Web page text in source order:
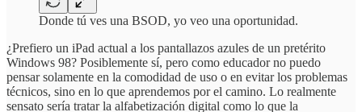
Donde tú ves una BSOD, yo veo una oportunidad.
¿Prefiero un iPad actual a los pantallazos azules de un pretérito
Windows 98? Posiblemente sí, pero como educador no puedo
pensar solamente en la comodidad de uso o en evitar los problemas
técnicos, sino en lo que aprendemos por el camino. Lo realmente
sensato sería tratar la alfabetización digital como lo que la